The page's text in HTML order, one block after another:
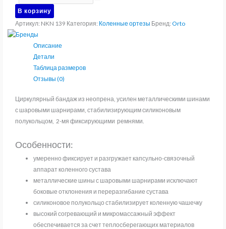
Ортез
на
коленный
сустав
ORTO
В корзину
Артикул: NKN 139 Категория: Коленные ортезы Бренд:Orto
Описание
Детали
Таблица размеров
Отзывы (0)
Циркулярный бандаж из неопрена, усилен металлическими шинами
с шаровыми шарнирами, стабилизирующим силиконовым
полукольцом, 2-мя фиксирующими ремнями.
Особенности:
умеренно фиксирует и разгружает капсульно-связочный
аппарат коленного сустава
металлические шины с шаровыми шарнирами исключают
боковые отклонения и переразгибание сустава
силиконовое полукольцо стабилизирует коленную чашечку
высокий согревающий и микромассажный эффект
обеспечивается за счет теплосберегающих материалов